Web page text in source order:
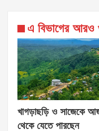
এ বিভাগের আরও
খাগড়াছড়ি ও সাজেকে
থেকে যেতে পারছেন